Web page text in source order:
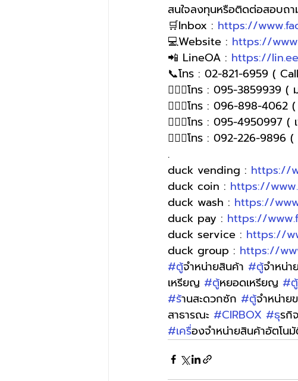
สนใจลงทุนหรือติดต่อสอบถา
🛒Inbox : https://
💻Website : https://
📲 LineOA : https://
📞โทร : 02-821-6959 (
🙋🏻‍♀️โทร : 095-3859939 (
🙋🏻‍♀โทร : 096-898-4062
🙋🏻‍♀โทร : 095-4950997 (
🙋🏻‍♀️โทร : 092-226-9896
.
duck vending : https://
duck coin : https://
duck wash : https://
duck pay : https://
duck service : https://
duck group : https://
#ตู้จำหน่ายสินค้า #ตจำหน่า
เหรียญ #ตู้หยอดเหรียญ #ต
#ร้านสะดวกซัก #ตจำหน่าย
สาธารณะ #CIRBOX #ธรกิ
#เครองจำหน่ายสินค้าอัตโน